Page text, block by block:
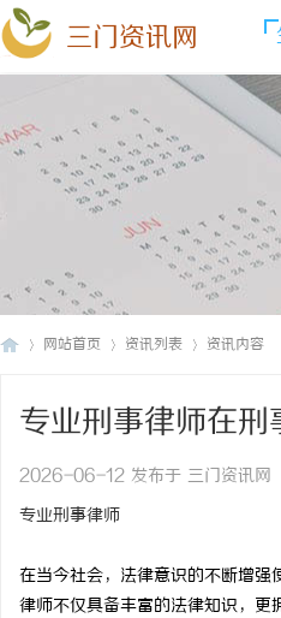
三门资讯网
网站首页 资讯列表 资讯内容
专业刑事律师在
2026-06-12 发布于 三门资讯网
专业刑事律师
在当今社会，法律意识的不断增强
律师不仅具备丰富的法律知识，更